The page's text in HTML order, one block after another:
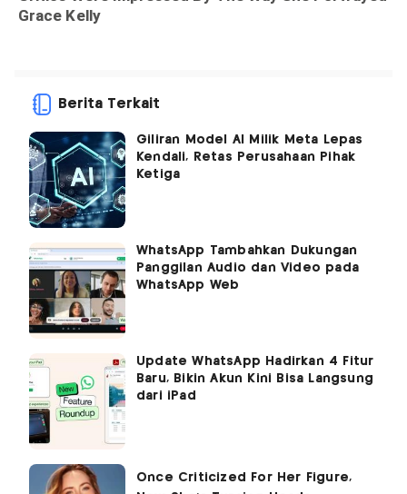
Berita Terkait
Giliran Model AI Milik Meta Lepas
Kendali, Retas Perusahaan Pihak
Ketiga
WhatsApp Tambahkan Dukungan
Panggilan Audio dan Video pada
WhatsApp Web
Update WhatsApp Hadirkan 4 Fitur
Baru, Bikin Akun Kini Bisa Langsung
dari iPad